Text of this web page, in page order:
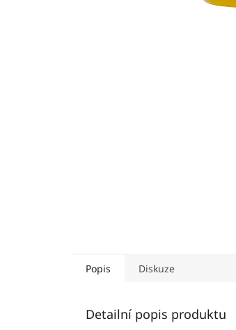
Popis Diskuze
Detailní popis produktu